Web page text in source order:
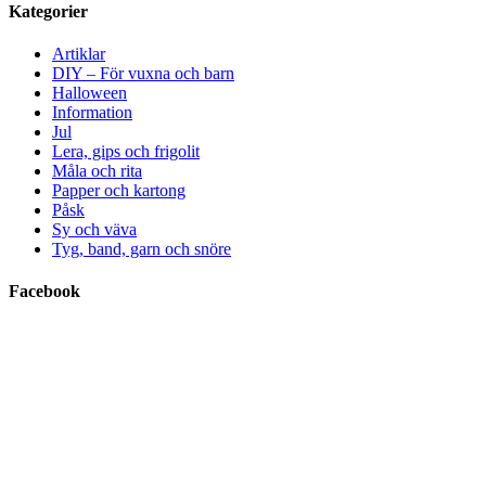
Kategorier
Artiklar
DIY – För vuxna och barn
Halloween
Information
Jul
Lera, gips och frigolit
Måla och rita
Papper och kartong
Påsk
Sy och väva
Tyg, band, garn och snöre
Facebook